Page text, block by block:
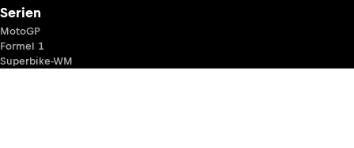
Serien
MotoGP
Formel 1
Superbike-WM